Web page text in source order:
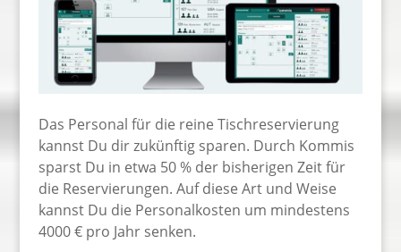
Das Personal für die reine Tischreservierung
kannst Du dir zukünftig sparen. Durch Kommis
sparst Du in etwa 50 % der bisherigen Zeit für
die Reservierungen. Auf diese Art und Weise
kannst Du die Personalkosten um mindestens
4000 € pro Jahr senken.